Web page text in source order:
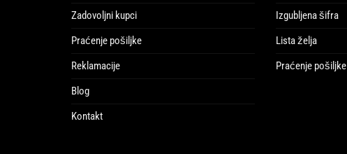
Zadovoljni kupci
Praćenje pošiljke
Reklamacije
Blog
Kontakt
Izgubljena šifra
Lista želja
Praćenje pošiljke